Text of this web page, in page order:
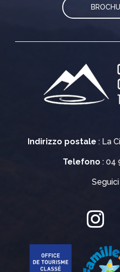
Indirizzo postale : La
Telefono : 04
Seguici